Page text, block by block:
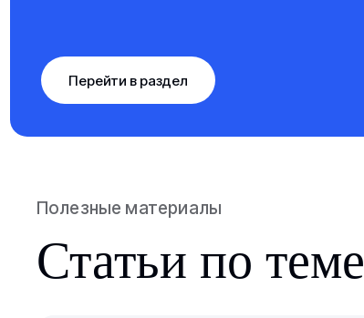
Перейти в раздел
Полезные материалы
Статьи по теме